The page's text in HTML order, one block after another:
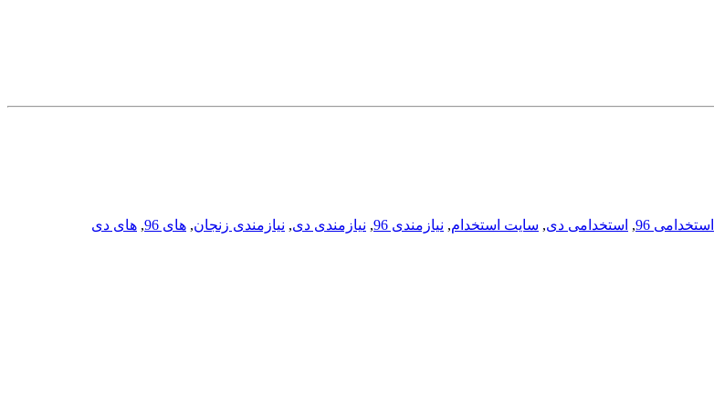
استخدامی 96 , استخدامی دی, سایت استخدام, نیازمندی 96 , نیازمندی دی, نیازمندی زنجان, های 96 , های دی